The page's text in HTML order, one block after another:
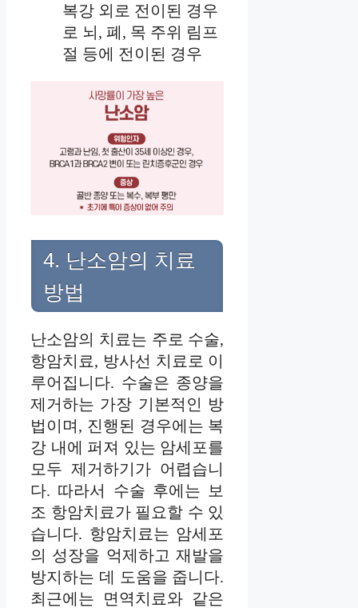
복강 외로 전이된 경우
로 뇌, 폐, 목 주위 림프
절 등에 전이된 경우
4. 난소암의 치료
방법
난소암의 치료는 주로 수술,
항암치료, 방사선 치료로 이
루어집니다. 수술은 종양을
제거하는 가장 기본적인 방
법이며, 진행된 경우에는 복
강 내에 퍼져 있는 암세포를
모두 제거하기가 어렵습니
다. 따라서 수술 후에는 보
조 항암치료가 필요할 수 있
습니다. 항암치료는 암세포
의 성장을 억제하고 재발을
방지하는 데 도움을 줍니다.
최근에는 면역치료와 같은